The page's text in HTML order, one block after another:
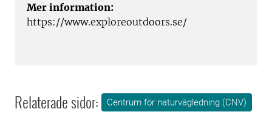
Mer information:
https://www.exploreoutdoors.se/
Relaterade sidor: Centrum för naturvägledning (CNV)